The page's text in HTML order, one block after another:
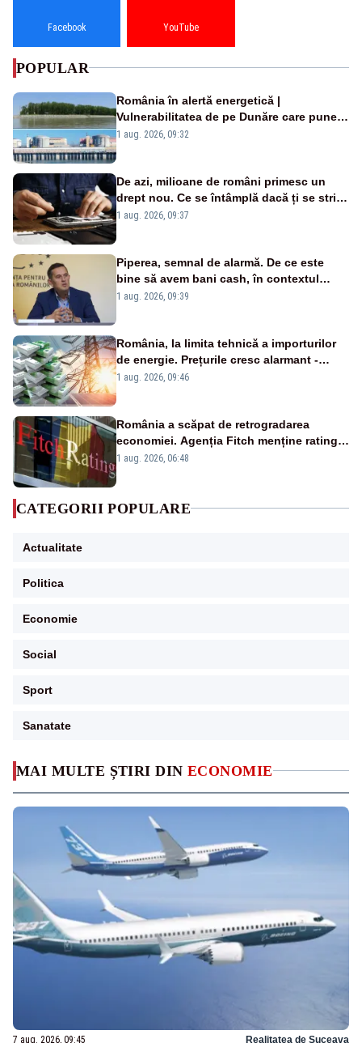
MAI MULTE ȘTIRI DIN ECONOMIE
7 aug. 2026, 09:45 Realitatea de Suceava
Facebook YouTube
POPULAR
România în alertă energetică |
Vulnerabilitatea de pe Dunăre care pune
în pericol Centrala Cernavodă era
1 aug. 2026, 09:32
De azi, milioane de români primesc un
drept nou. Ce se întâmplă dacă ți se strică
un produs
1 aug. 2026, 09:37
Piperea, semnal de alarmă. De ce este
bine să avem bani cash, în contextul
alertei energetice?
1 aug. 2026, 09:39
România, la limita tehnică a importurilor
de energie. Prețurile cresc alarmant -
Analiză Realitatea Plus
1 aug. 2026, 09:46
România a scăpat de retrogradarea
economiei. Agenția Fitch menține ratingul
„BBB-” cu perspectivă negativă
1 aug. 2026, 06:48
CATEGORII POPULARE
Actualitate
Politica
Economie
Social
Sport
Sanatate